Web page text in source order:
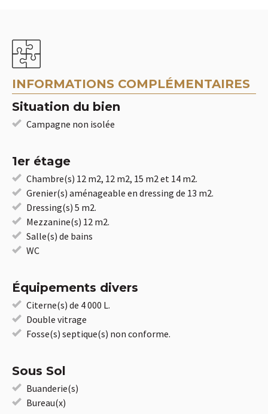
INFORMATIONS COMPLÉMENTAIRES
Situation du bien
Campagne non isolée
1er étage
Chambre(s) 12 m2, 12 m2, 15 m2 et 14 m2.
Grenier(s) aménageable en dressing de 13 m2.
Dressing(s) 5 m2.
Mezzanine(s) 12 m2.
Salle(s) de bains
WC
Équipements divers
Citerne(s) de 4 000 L.
Double vitrage
Fosse(s) septique(s) non conforme.
Sous Sol
Buanderie(s)
Bureau(x)